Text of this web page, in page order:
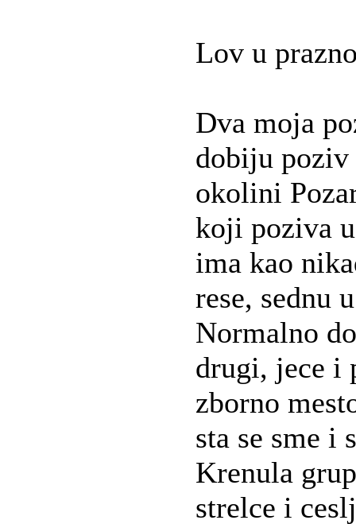
Lov u
Dva moja
dobiju poziv
okolini
koji poziva
ima kao
rese, sednu
Normalno
drugi, jece i
zborno
sta se sme i
Krenula
strelce i